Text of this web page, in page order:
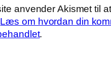
anvender Akismet til
Læs om hvordan din
.